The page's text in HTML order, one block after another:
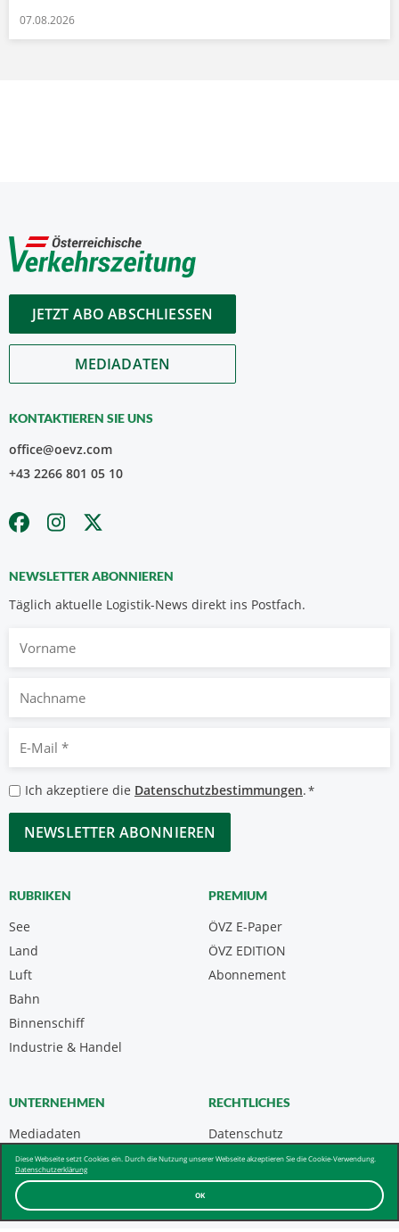
OK
Diese Webseite setzt Cookies ein. Durch die Nutzung unserer Webseite akzeptieren Sie die Cookie-Verwendung.
Datenschutzerklärung
07.08.2026
JETZT ABO ABSCHLIESSEN
MEDIADATEN
KONTAKTIEREN SIE UNS
office@oevz.com
+43 2266 801 05 10
NEWSLETTER ABONNIEREN
Täglich aktuelle Logistik-News direkt ins Postfach.
Nachname
Mail
*
Datenschutzbestimmungen
*
Ich akzeptiere die Datenschutzbestimmungen.*
CAPTCHA
RUBRIKEN
See
Land
Luft
Bahn
Binnenschiff
Industrie & Handel
PREMIUM
ÖVZ E-Paper
Abonnement
ÖVZ EDITION
UNTERNEHMEN
Mediadaten
Kontakt
Über uns & AGB
RECHTLICHES
Datenschutz
Impressum